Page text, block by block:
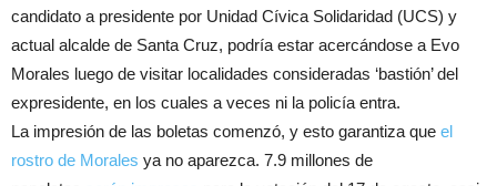
candidato a presidente por Unidad Cívica Solidaridad (UCS) y
actual alcalde de Santa Cruz, podría estar acercándose a Evo
Morales luego de visitar localidades consideradas ‘bastión’ del
expresidente, en los cuales a veces ni la policía entra.
La impresión de las boletas comenzó, y esto garantiza que el
rostro de Morales ya no aparezca. 7.9 millones de